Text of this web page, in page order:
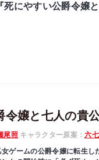
にやすい公爵令嬢と
令嬢と七人の貴
尾照 キャラクター原案：六
ゲームの公爵令嬢に転生